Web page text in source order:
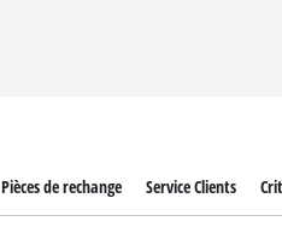
Pièces de rechange Service Clients